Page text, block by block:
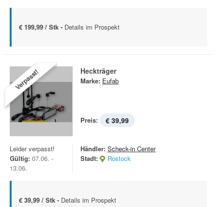
€ 199,99 / Stk - Details im Prospekt
Verpasst! Heckträger
Marke: Eufab
Preis: € 39,99
Leider verpasst!
Gültig: 07.06. -
13.06.
Händler: Scheck-in Center
Stadt:
Rostock
€ 39,99 / Stk - Details im Prospekt